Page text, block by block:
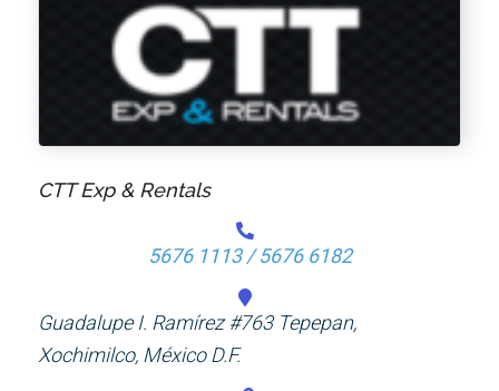
CTT Exp & Rentals
5676 1113 / 5676 6182
Guadalupe I. Ramírez #763 Tepepan,
Xochimilco, México D.F.